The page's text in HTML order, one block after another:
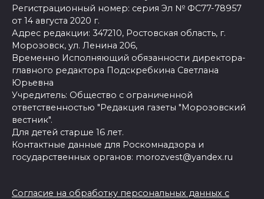
Регистрационный номер: серия Эл № ФС77-78957
от 14 августа 2020 г.
Адрес редакции: 347210, Ростовская область, г.
Морозовск, ул. Ленина 206,
Временно Исполняющий обязанности директора-
главного редактора Подскребкина Светлана
Юрьевна
Учредитель: Общество с ограниченной
ответственностью "Редакция газеты "Морозовский
вестник".
Для детей старше 16 лет.
Контактные данные для Роскомнадзора и
государственных органов: morozvest@yandex.ru
Согласие на обработку персональных данных с